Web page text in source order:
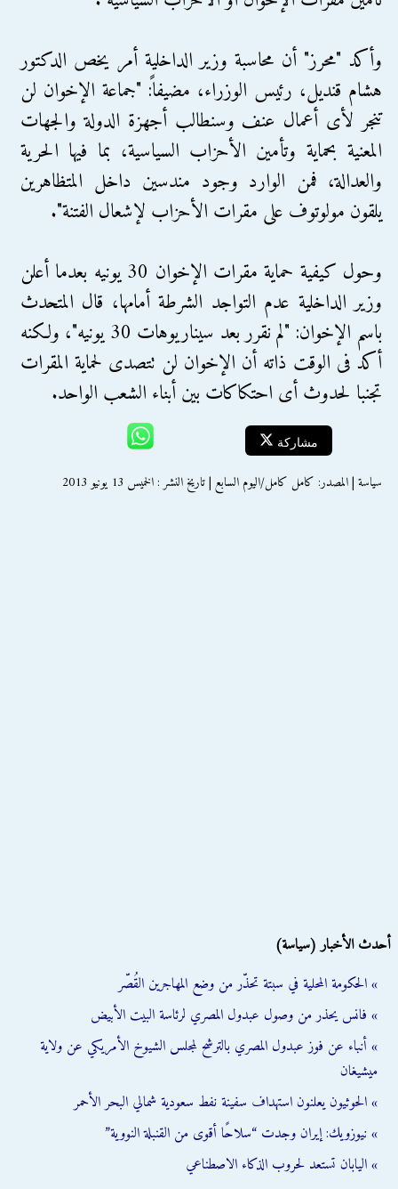
وأكد "محرز" أن محاسبة وزير الداخلية أمر يخص الدكتور
هشام قنديل، رئيس الوزراء، مضيفاً: "جماعة الإخوان لن
تنجر لأى أعمال عنف وسنطالب أجهزة الدولة والجهات
المعنية بحماية وتأمين الأحزاب السياسية، بما فيها الحرية
والعدالة، فمن الوارد وجود مندسين داخل المتظاهرين
يلقون مولوتوف على مقرات الأحزاب لإشعال الفتنة".
وحول كيفية حماية مقرات الإخوان 30 يونيه بعدما أعلن
وزير الداخلية عدم التواجد الشرطة أمامها، قال المتحدث
باسم الإخوان: "لم نقرر بعد سيناريوهات 30 يونيه"، ولكنه
أكد فى الوقت ذاته أن الإخوان لن تتصدى لحماية المقرات
تجنبا لحدوث أى احتكاكات بين أبناء الشعب الواحد.
مشاركة
سياسة | المصدر: كامل كامل/اليوم السابع | تاريخ النشر : الخميس 13 يونيو 2013
أحدث الأخبار (سياسة)
» الحكومة المحلية في سبتة تحذّر من وضع المهاجرين القُصّر
» فانس يحذر من وصول عبدول المصري لرئاسة البيت الأبيض
» أنباء عن فوز عبدول المصري بالترشح لمجلس الشيوخ الأمريكي عن ولاية
ميشيغان
» الحوثيون يعلنون استهداف سفينة نفط سعودية شمالي البحر الأحمر
» نيوزويك: إيران وجدت “سلاحًا أقوى من القنبلة النووية”
» اليابان تستعد لحروب الذكاء الاصطناعي